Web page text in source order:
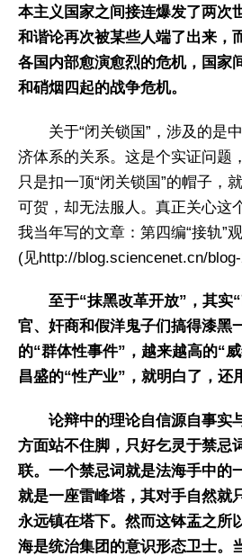
本主义国家之间接连爆发了两次
和谐论再次被某些人端了出来，
各国内部愈演愈烈的危机，国家
和硝烟四起的战争危机。
关于“闭关锁国”，涉及的是
济体系的关系。这是个实证问题
只是扣一顶“闭关锁国”的帽子，
可贺，却无法服人。真正关心这
我当年写的文章：第四编“接轨”
(见http://blog.sciencenet.cn/blog-
至于“抹黑改革开放”，其实
官、奸商和假洋鬼子们搞得漆黑
的“群体性事件”，越来越高的“
昌盛的“性产业”，就明白了，还
论辩中的理论自信源自事实
方面站不住脚，只好乞灵于禁忌
联。一个禁忌词就是法海手中的
就是一座雷峰塔，其对手自然就
永远镇在塔下。然而这钵盂之所
海是统治集团的意识形态卫士。